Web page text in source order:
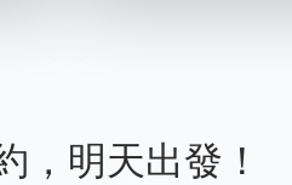
，明天出發！